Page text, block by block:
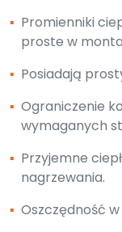
▪ Promienniki
proste w
▪ Posiadają
▪ Ograniczenie
wymaganych
▪ Przyjemne
nagrzewania.
▪ Oszczędność